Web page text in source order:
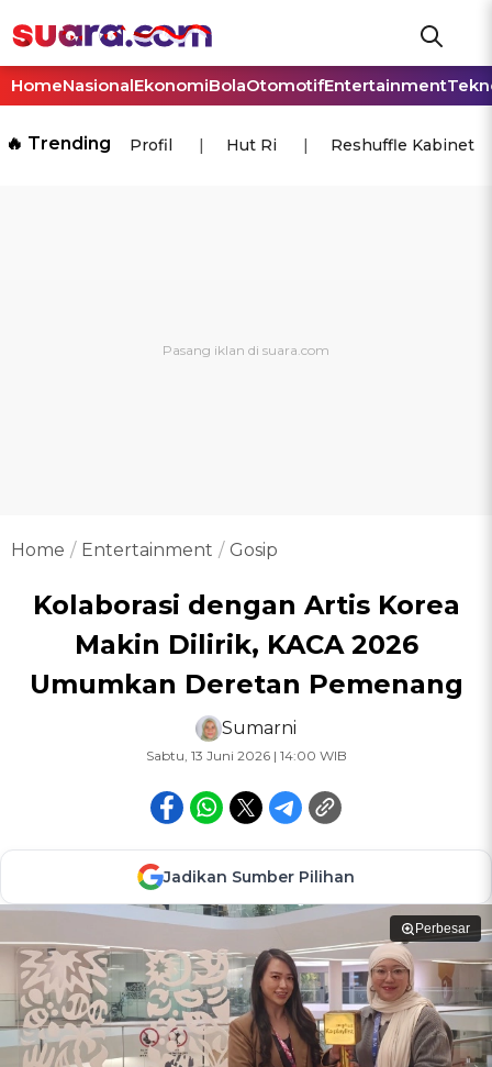
HomeNasionalEkonomiBolaOtomotifEntertainment
🔥 Trending Profil Hut Ri Reshuffle Kabinet
Home Entertainment Gosip
Kolaborasi dengan Artis Korea
Makin Dilirik, KACA 2026
Umumkan Deretan Pemenang
Sumarni
Sabtu, 13 Juni 2026 | 14:00 WIB
Jadikan Sumber Pilihan
Perbesar